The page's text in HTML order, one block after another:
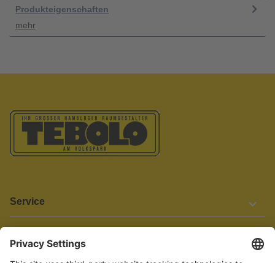
Produkteigenschaften
mehr
Service
Informationen